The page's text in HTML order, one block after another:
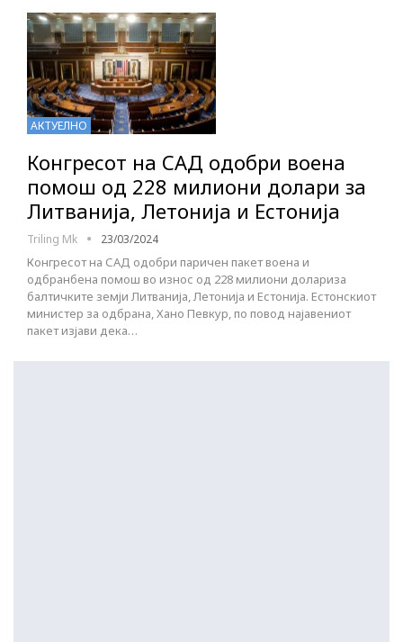
АКТУЕЛНО
Конгресот на САД одобри воена
помош од 228 милиони долари за
Литванија, Летонија и Естонија
Triling Mk 23/03/2024
Конгресот на САД одобри паричен пакет воена и
одбранбена помош во износ од 228 милиони долариза
балтичките земји Литванија, Летонија и Естонија. Естонскиот
министер за одбрана, Хано Певкур, по повод најавениот
пакет изјави дека…